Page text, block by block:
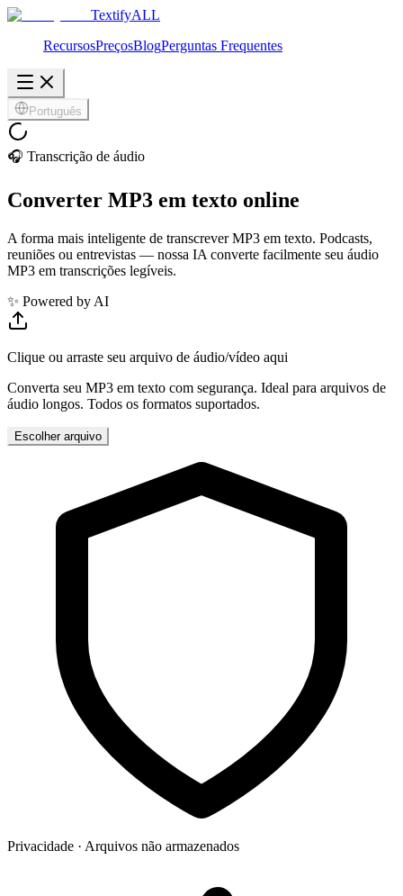
TextifyALL
RecursosPreçosBlogPerguntas Frequentes
Português
🎧 Transcrição de áudio
Converter MP3 em texto online
A forma mais inteligente de transcrever MP3 em texto. Podcasts,
reuniões ou entrevistas — nossa IA converte facilmente seu áudio
MP3 em transcrições legíveis.
✨ Powered by AI
Clique ou arraste seu arquivo de áudio/vídeo aqui
Converta seu MP3 em texto com segurança. Ideal para arquivos de
áudio longos. Todos os formatos suportados.
Escolher arquivo
Privacidade · Arquivos não armazenados